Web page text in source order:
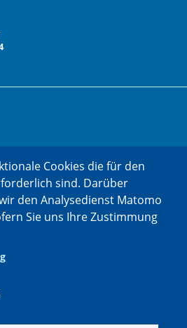
Cookies die für den
sind. Darüber
den Analysedienst Matomo
Sie uns Ihre Zustimmung